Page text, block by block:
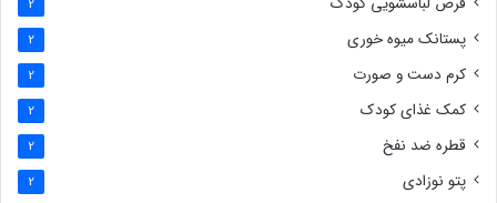
2
پستانک میوه خوری 2
کرم دست و صورت 2
کمک غذای کودک 2
قطره ضد نفخ 2
پتو نوزادی 2